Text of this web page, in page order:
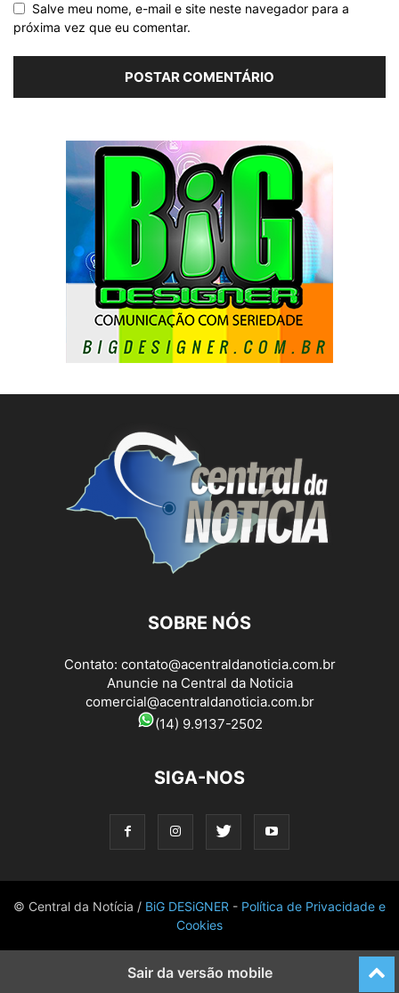
Salve meu nome, e-mail e site neste navegador para a
próxima vez que eu comentar.
SOBRE NÓS
Contato: contato@acentraldanoticia.com.br
Anuncie na Central da Noticia
comercial@acentraldanoticia.com.br
(14) 9.9137-2502
SIGA-NOS
© Central da Notícia / BiG DESiGNER - Política de Privacidade e
Cookies
Sair da versão mobile